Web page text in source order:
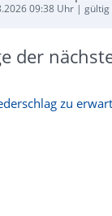
09:38 Uhr |
der
zu